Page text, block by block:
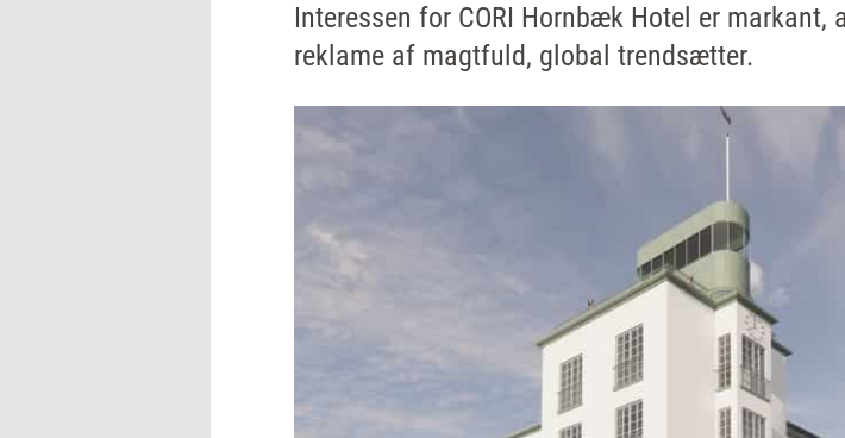
Interessen for CORI Hornbæk Hotel er
reklame af magtfuld, global trendsætter.